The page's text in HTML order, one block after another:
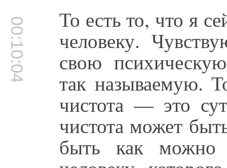
00:10:04 То есть то, что я
человеку.
свою
так называемую.
чистота — это
чистота может
быть как можно